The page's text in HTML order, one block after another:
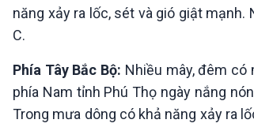
năng xảy ra lốc, sét và gió giật
C.
Phía Tây Bắc Bộ: Nhiều mây, đêm có
phía Nam tỉnh Phú Thọ ngày nắng
Trong mưa dông có khả năng xảy ra